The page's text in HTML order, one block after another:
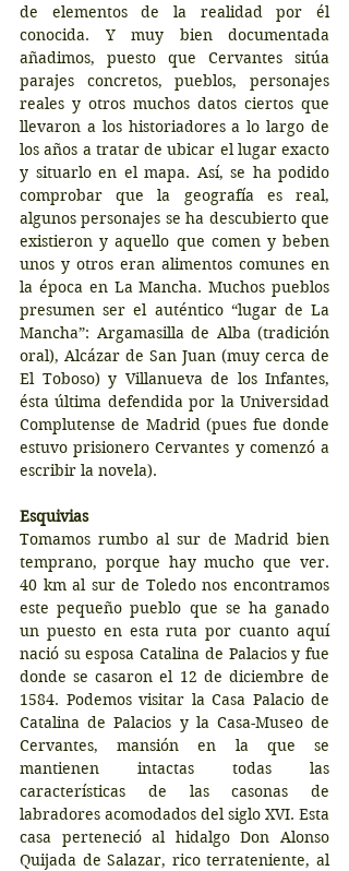
de elementos de la realidad por él
conocida. Y muy bien documentada
añadimos, puesto que Cervantes sitúa
parajes concretos, pueblos, personajes
reales y otros muchos datos ciertos que
llevaron a los historiadores a lo largo de
los años a tratar de ubicar el lugar exacto
y situarlo en el mapa. Así, se ha podido
comprobar que la geografía es real,
algunos personajes se ha descubierto que
existieron y aquello que comen y beben
unos y otros eran alimentos comunes en
la época en La Mancha. Muchos pueblos
presumen ser el auténtico “lugar de La
Mancha”: Argamasilla de Alba (tradición
oral), Alcázar de San Juan (muy cerca de
El Toboso) y Villanueva de los Infantes,
ésta última defendida por la Universidad
Complutense de Madrid (pues fue donde
estuvo prisionero Cervantes y comenzó a
escribir la novela).
Esquivias
Tomamos rumbo al sur de Madrid bien
temprano, porque hay mucho que ver.
40 km al sur de Toledo nos encontramos
este pequeño pueblo que se ha ganado
un puesto en esta ruta por cuanto aquí
nació su esposa Catalina de Palacios y fue
donde se casaron el 12 de diciembre de
1584. Podemos visitar la Casa Palacio de
Catalina de Palacios y la Casa-Museo de
Cervantes, mansión en la que se
mantienen intactas todas las
características de las casonas de
labradores acomodados del siglo XVI. Esta
casa perteneció al hidalgo Don Alonso
Quijada de Salazar, rico terrateniente, al